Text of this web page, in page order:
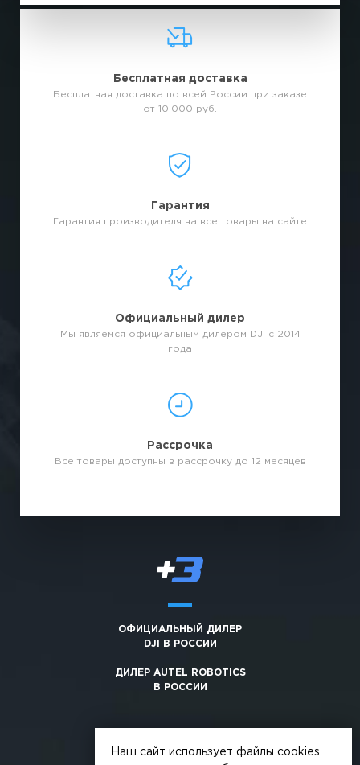
Бесплатная доставка
Бесплатная доставка по всей России при заказе
от 10.000 руб.
Гарантия
Гарантия производителя на все товары на сайте
Официальный дилер
Мы являемся официальным дилером DJI с 2014
года
Рассрочка
Все товары доступны в рассрочку до 12 месяцев
ОФИЦИАЛЬНЫЙ ДИЛЕР
DJI В РОССИИ
ДИЛЕР AUTEL ROBOTICS
В РОССИИ
Наш сайт использует файлы cookies